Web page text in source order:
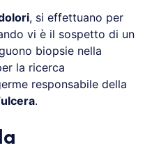
, si effettuano per
vi è il sospetto di un
biopsie nella
la ricerca
responsabile della
ulcera.